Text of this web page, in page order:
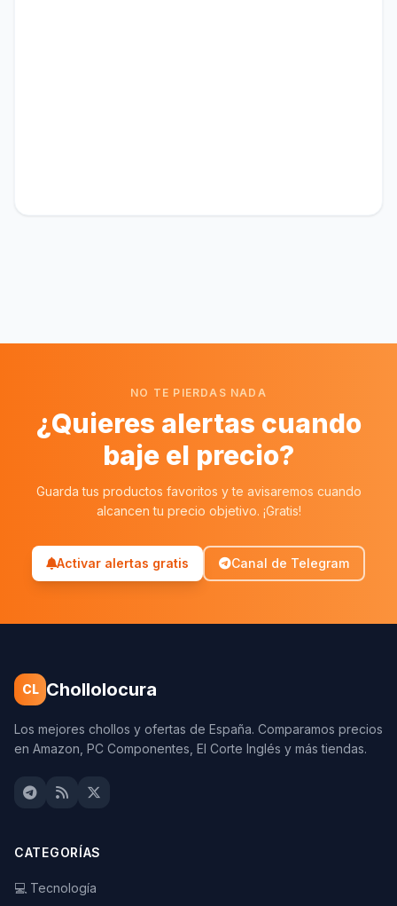
NO TE PIERDAS NADA
¿Quieres alertas cuando
baje el precio?
Guarda tus productos favoritos y te avisaremos cuando
alcancen tu precio objetivo. ¡Gratis!
Activar alertas gratis Canal de Telegram
CL Chollolocura
Los mejores chollos y ofertas de España. Comparamos precios
en Amazon, PC Componentes, El Corte Inglés y más tiendas.
CATEGORÍAS
💻 Tecnología